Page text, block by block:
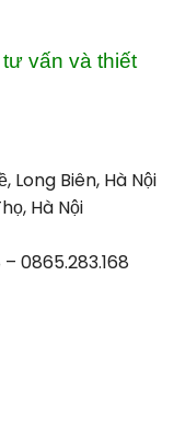
vấn và thiết
Long Biên, Hà Nội
Hà Nội
0865.283.168